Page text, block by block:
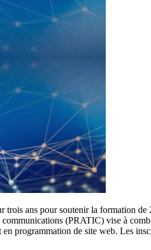
ans pour soutenir la formation
(PRATIC) vise à
programmation de site web. Les